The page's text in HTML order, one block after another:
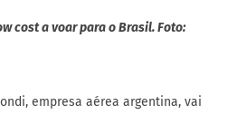
cost a voar para o Brasil. Foto:
empresa aérea argentina, vai